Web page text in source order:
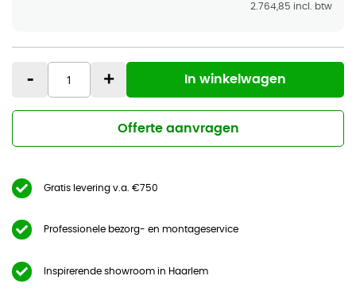
2.764,85
- + In winkelwagen
Offerte aanvragen
Gratis levering v.a. €750
Professionele bezorg- en montageservice
Inspirerende showroom in Haarlem